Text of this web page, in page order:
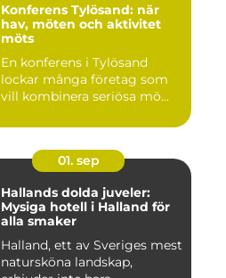
Konferens Tylösand: när
hav, möten och aktivitet
möts
En konferens i Tylösand
lockar många företag som
vill kombinera seriösa mö...
01. sep
Hallands dolda juveler:
Mysiga hotell i Halland för
alla smaker
Halland, ett av Sveriges mest
natursköna landskap,